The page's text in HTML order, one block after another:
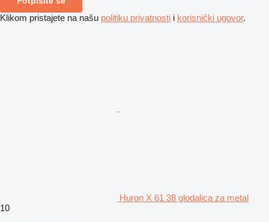
Klikom pristajete na našu politiku privatnosti i korisnički ugovor.
Huron X 61 38 glodalica za metal
10